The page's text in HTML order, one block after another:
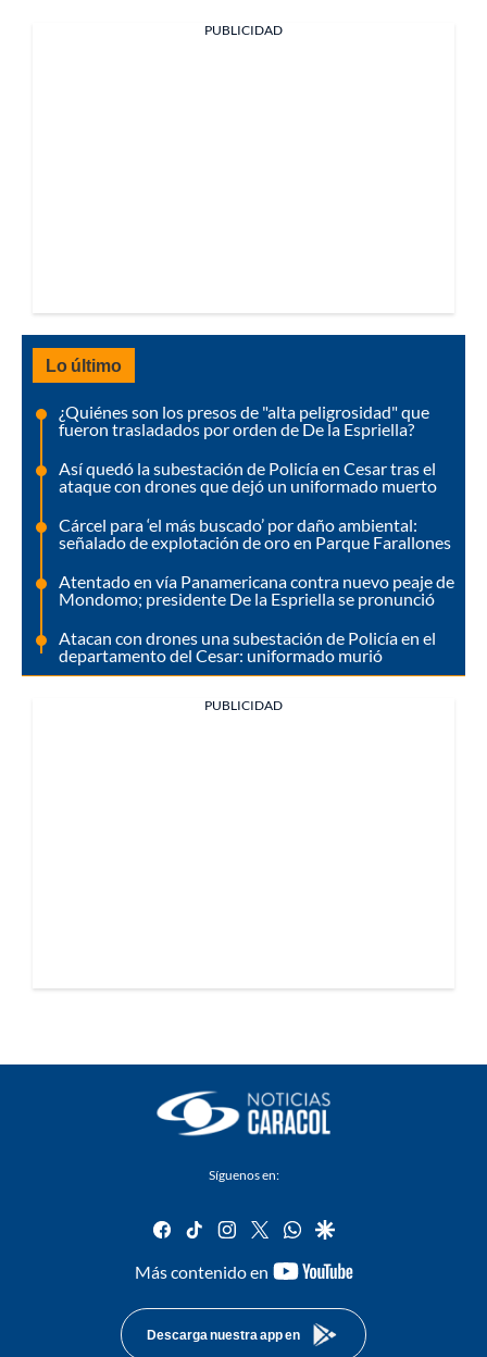
PUBLICIDAD
Lo último
¿Quiénes son los presos de "alta peligrosidad" que
fueron trasladados por orden de De la Espriella?
Así quedó la subestación de Policía en Cesar tras el
ataque con drones que dejó un uniformado muerto
Cárcel para ‘el más buscado’ por daño ambiental:
señalado de explotación de oro en Parque Farallones
Atentado en vía Panamericana contra nuevo peaje de
Mondomo; presidente De la Espriella se pronunció
Atacan con drones una subestación de Policía en el
departamento del Cesar: uniformado murió
PUBLICIDAD
Síguenos en:
facebook
tiktok instagram
twitterwhatsapp
google
Más contenido en
youtube-
Descarga nuestra app en